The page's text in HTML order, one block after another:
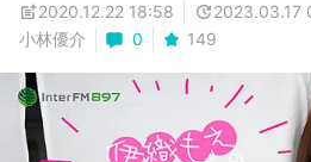
2020.12.22 18:58
2023.03.17
小林優介
0 149